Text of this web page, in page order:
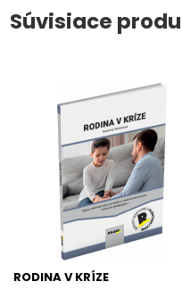
Súvisiace
RODINA V KRÍZE